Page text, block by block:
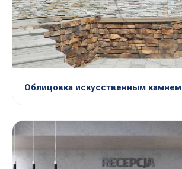
Облицовка искусственным камнем